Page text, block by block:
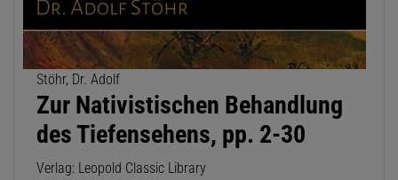
Stöhr, Dr. Adolf
Zur Nativistischen Behandlung
des Tiefensehens, pp. 2-30
Verlag: Leopold Classic Library